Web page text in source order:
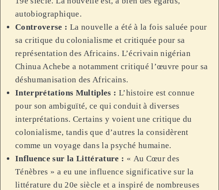
autobiographique.
Controverse : La nouvelle a été à la fois saluée pour
sa critique du colonialisme et critiquée pour sa
représentation des Africains. L’écrivain nigérian
Chinua Achebe a notamment critiqué l’œuvre pour sa
déshumanisation des Africains.
Interprétations Multiples : L’histoire est connue
pour son ambiguïté, ce qui conduit à diverses
interprétations. Certains y voient une critique du
colonialisme, tandis que d’autres la considèrent
comme un voyage dans la psyché humaine.
Influence sur la Littérature : « Au Cœur des
Ténèbres » a eu une influence significative sur la
littérature du 20e siècle et a inspiré de nombreuses